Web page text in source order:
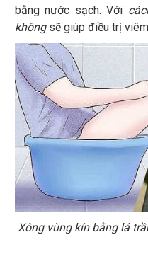
bằng nước sạch. Với
khôngsẽ giúp điều trị
Xông vùng kín bằng lá